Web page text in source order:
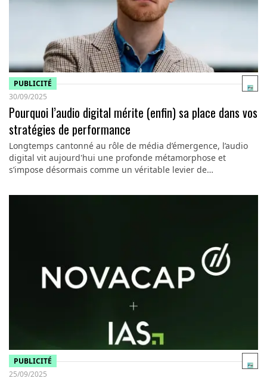
PUBLICITÉ
30/09/2025
Pourquoi l’audio digital mérite (enfin) sa place dans vos
stratégies de performance
Longtemps cantonné au rôle de média d’émergence, l’audio
digital vit aujourd'hui une profonde métamorphose et
s’impose désormais comme un véritable levier de…
PUBLICITÉ
25/09/2025